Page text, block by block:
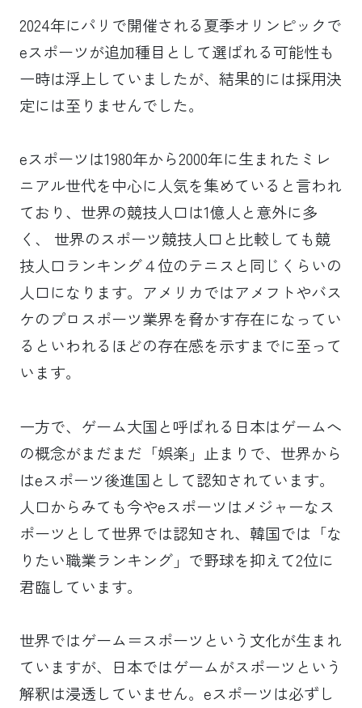
2024年にパリで開催される夏季オリンピックで
eスポーツが追加種目として選ばれる可能性も
一時は浮上していましたが、結果的には採用決
定には至りませんでした。
eスポーツは1980年から2000年に生まれたミレ
ニアル世代を中心に人気を集めていると言われ
ており、世界の競技人口は1億人と意外に多
く、 世界のスポーツ競技人口と比較しても競
技人口ランキング４位のテニスと同じくらいの
人口になります。アメリカではアメフトやバス
ケのプロスポーツ業界を脅かす存在になってい
るといわれるほどの存在感を示すまでに至って
います。
一方で、ゲーム大国と呼ばれる日本はゲームへ
の概念がまだまだ「娯楽」止まりで、世界から
はeスポーツ後進国として認知されています。
人口からみても今やeスポーツはメジャーなス
ポーツとして世界では認知され、韓国では「な
りたい職業ランキング」で野球を抑えて2位に
君臨しています。
世界ではゲーム＝スポーツという文化が生まれ
ていますが、日本ではゲームがスポーツという
解釈は浸透していません。eスポーツは必ずし